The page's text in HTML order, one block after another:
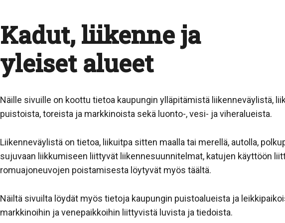
Kadut, liikenne ja
yleiset alueet
Näille sivuille on koottu tietoa kaupungin ylläpitämistä liikenneväylistä,
puistoista, toreista ja markkinoista sekä luonto-, vesi- ja viheralueista.
Liikenneväylistä on tietoa, liikuitpa sitten maalla tai merellä, autolla,
sujuvaan liikkumiseen liittyvät liikennesuunnitelmat, katujen käyttöön
romuajoneuvojen poistamisesta löytyvät myös täältä.
Näiltä sivuilta löydät myös tietoja kaupungin puistoalueista ja
markkinoihin ja venepaikkoihin liittyvistä luvista ja tiedoista.